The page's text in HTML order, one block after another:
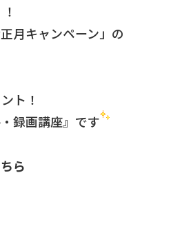
月キャンペーン」の
ント！
録画講座』です
ら